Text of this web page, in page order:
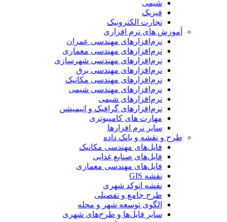
شیمی
فیزیک
تجارت الکترونیک
آموزش های نرم افزاری
نرم‌افزارهای مهندسی عمران
نرم‌افزارهای مهندسی معماری
نرم‌افزارهای مهندسی شهرسازی
نرم‌افزارهای مهندسی برق
نرم‌افزارهای مهندسی مکانیک
نرم‌افزارهای مهندسی شیمی
نرم‌افزارهای شیمی
نرم‌افزارهای گرافیک و انیمیشن
مهارت های کامپیوتری
سایر نرم افزارها
طرح و نقشه و بانک داده
فایل‌های مهندسی مکانیک
فایل‌های صنایع غذایی
فایل‌های مهندسی معماری
نقشه GIS
نقشه اتوکد شهری
طرح جامع و تفصیلی
الگوی توسعه شهر و محله
سایر فایل‌ها و طرح‌های شهری